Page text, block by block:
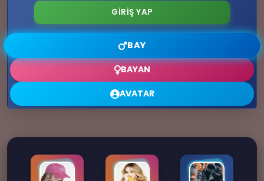
🎈
BAY
BAYAN
AVATAR